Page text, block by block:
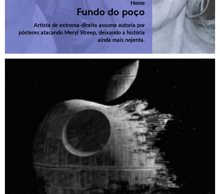
Home
Fundo do poço
Artista de extrema-direita assume autoria por
pôsteres atacando Meryl Streep, deixando a história
ainda mais nojenta.